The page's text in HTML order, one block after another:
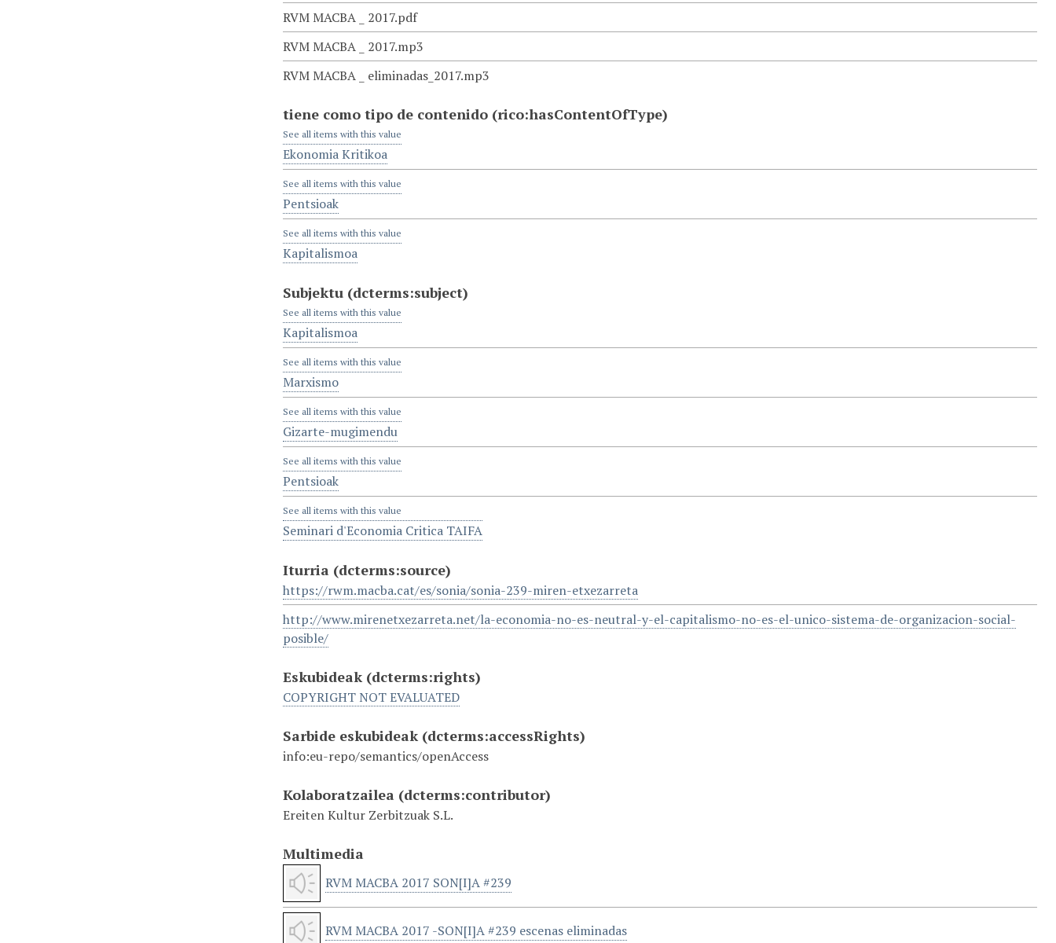
RVM MACBA _ 2017.pdf
RVM MACBA _ 2017.mp3
RVM MACBA _ eliminadas_2017.mp3
tiene como tipo de contenido (rico:hasContentOfType)
See all items with this value
Ekonomia Kritikoa
See all items with this value
Pentsioak
See all items with this value
Kapitalismoa
Subjektu (dcterms:subject)
See all items with this value
Kapitalismoa
See all items with this value
Marxismo
See all items with this value
Gizarte-mugimendu
See all items with this value
Pentsioak
See all items with this value
Seminari d'Economia Critica TAIFA
Iturria (dcterms:source)
https://rwm.macba.cat/es/sonia/sonia-239-miren-etxezarreta
http://www.mirenetxezarreta.net/la-economia-no-es-neutral-y-el-capitalismo-no-es-el-unico-sistema-de-organizacion-social-
posible/
Eskubideak (dcterms:rights)
COPYRIGHT NOT EVALUATED
Sarbide eskubideak (dcterms:accessRights)
info:eu-repo/semantics/openAccess
Kolaboratzailea (dcterms:contributor)
Ereiten Kultur Zerbitzuak S.L.
Multimedia
RVM MACBA 2017 SON[I]A #239
RVM MACBA 2017 -SON[I]A #239 escenas eliminadas